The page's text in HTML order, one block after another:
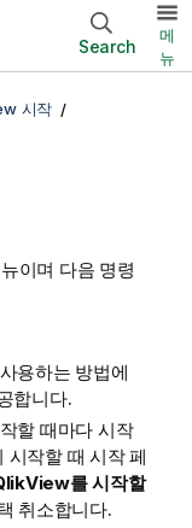
Search
메
뉴
시작
이며 다음 명령
용하는 방법에
합니다.
할 때마다 시작
시작할 때 시작 페
를 시작할
취소합니다.